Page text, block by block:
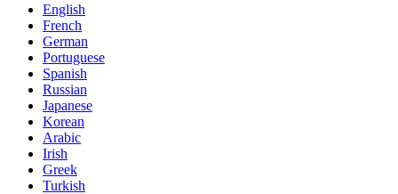
English
French
German
Portuguese
Spanish
Russian
Japanese
Korean
Arabic
Irish
Greek
Turkish